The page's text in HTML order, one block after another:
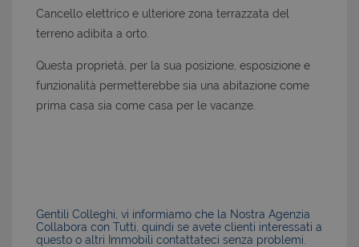
Cancello elettrico e ulteriore zona terrazzata del
terreno adibita a orto.
Questa proprietà, per la sua posizione, esposizione e
funzionalità permetterebbe sia una abitazione come
prima casa sia come casa per le vacanze.
Gentili Colleghi, vi informiamo che la Nostra Agenzia
Collabora con Tutti, quindi se avete clienti interessati a
questo o altri Immobili contattateci senza problemi.